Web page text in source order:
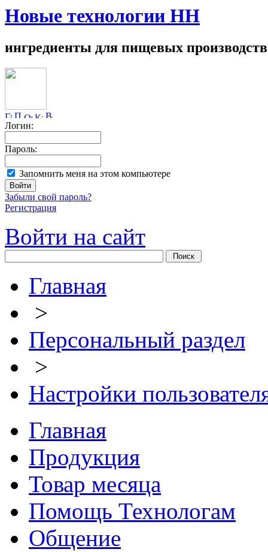
Новые технологии НН
ингредиенты для пищевых производств
Логин:
Пароль:
Запомнить меня на этом компьютере
Забыли свой пароль?
Регистрация
Войти на сайт
Главная
>
Персональный раздел
>
Настройки
Главная
Продукция
Товар месяца
Помощь Технологам
Общение